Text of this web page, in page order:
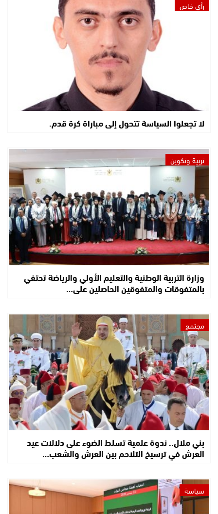
رأي خاص
لا تجعلوا السياسة تتحول إلى مباراة كرة قدم.
تربية وتكوين
وزارة التربية الوطنية والتعليم الأولي والرياضة تحتفي
بالمتفوقات والمتفوقين الحاصلين على…
مجتمع
بني ملال.. ندوة علمية تسلط الضوء على دلالات عيد
العرش في ترسيخ التلاحم بين العرش والشعب…
سياسة